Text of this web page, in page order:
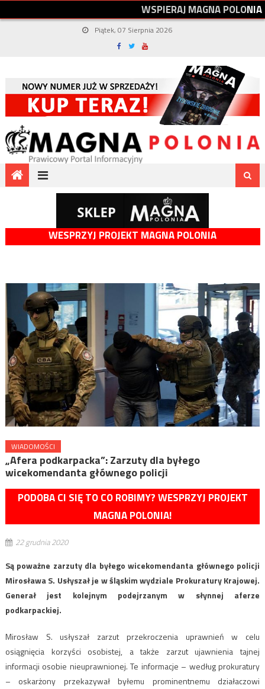
WSPIERAJMAGNAPOLONIA
Piątek, 07 Sierpnia 2026
WESPRZYJ PROJEKT MAGNA POLONIA
WIADOMOŚCI
„Afera podkarpacka”: Zarzuty dla byłego
wicekomendanta głównego policji
PODOBA CI SIĘ TO CO ROBIMY? WESPRZYJ PROJEKT
MAGNA POLONIA!
22 grudnia 2020
Są poważne zarzuty dla byłego wicekomendanta głównego policji
Mirosława S. Usłyszał je w śląskim wydziale Prokuratury Krajowej.
Generał jest kolejnym podejrzanym w słynnej aferze
podkarpackiej.
Mirosław S. usłyszał zarzut przekroczenia uprawnień w celu
osiągnięcia korzyści osobistej, a także zarzut ujawnienia tajnej
informacji osobie nieuprawnionej. Te informacje – według prokuratury
– oskarżony przekazywał byłemu prominentnemu działaczowi